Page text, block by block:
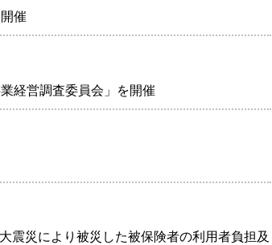
催
経営調査委員会」を開催
震災により被災した被保険者の利用者負担及